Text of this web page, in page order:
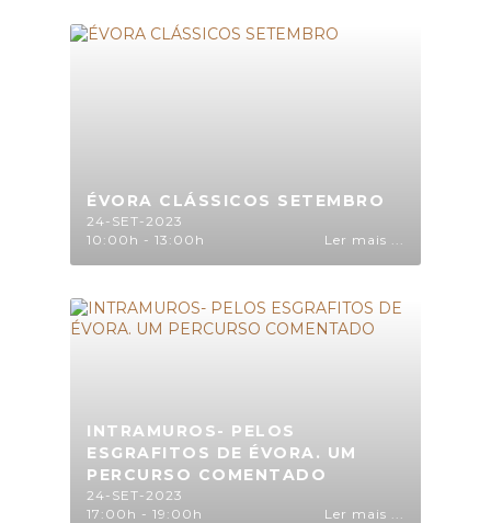
ÉVORA CLÁSSICOS SETEMBRO
24-SET-2023
10:00h - 13:00h
Ler mais ...
INTRAMUROS- PELOS
ESGRAFITOS DE ÉVORA. UM
PERCURSO COMENTADO
24-SET-2023
17:00h - 19:00h
Ler mais ...